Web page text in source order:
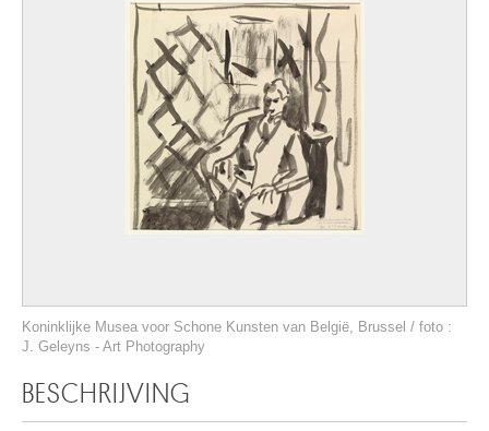
Koninklijke Musea voor Schone Kunsten van België, Brussel / foto :
J. Geleyns - Art Photography
BESCHRIJVING